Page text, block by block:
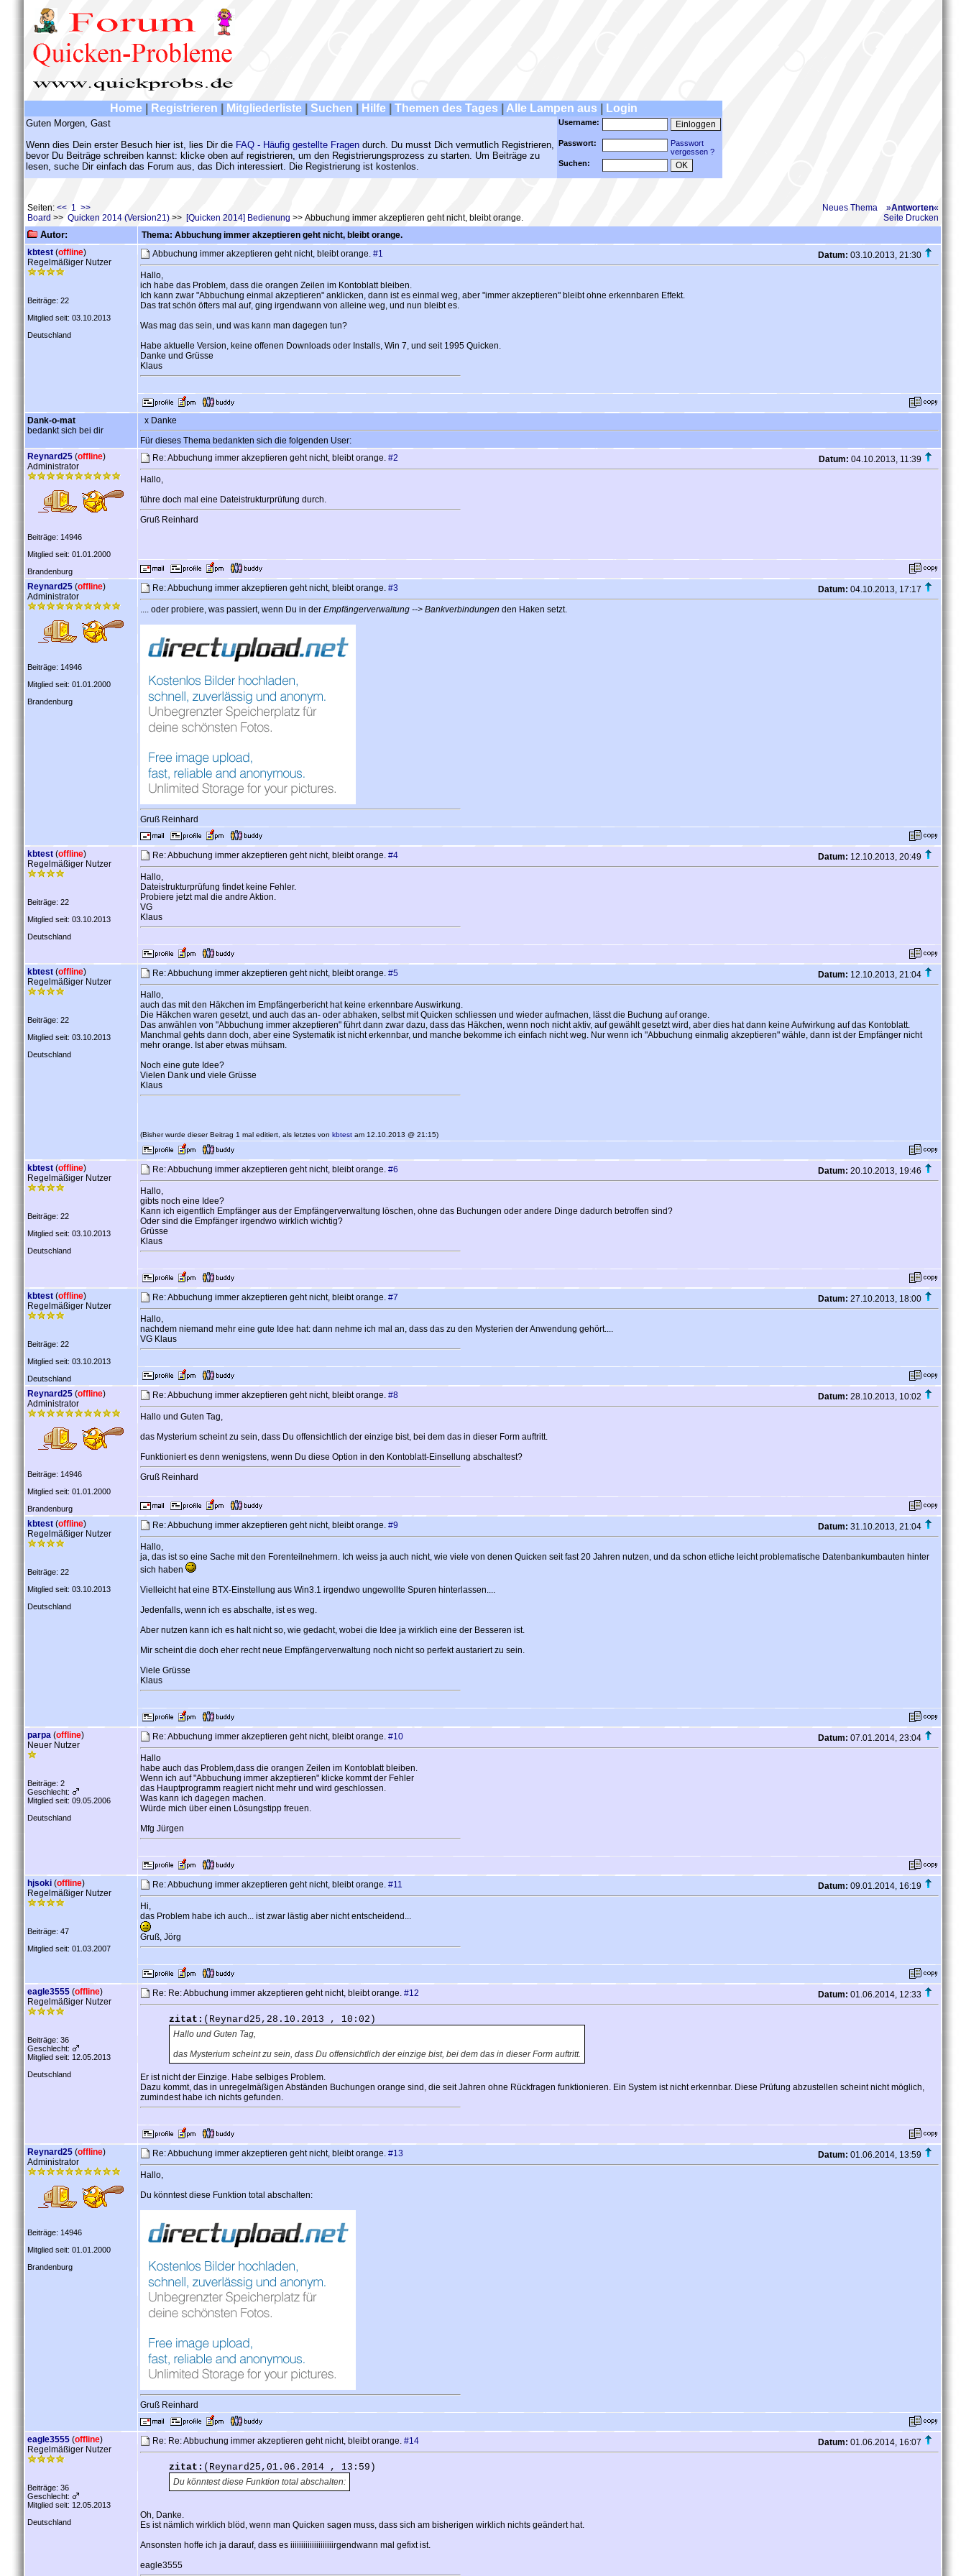
Home Registrieren Mitgliederliste Suchen Hilfe Themen des Tages Alle Lampen aus Login
Guten Morgen, Gast
Wenn dies Dein erster Besuch hier ist, lies Dir die FAQ - Häufig gestellte Fragen durch. Du musst Dich vermutlich Registrieren,
bevor Du Beiträge schreiben kannst: klicke oben auf registrieren, um den Registrierungsprozess zu starten. Um Beiträge zu
lesen, suche Dir einfach das Forum aus, das Dich interessiert. Die Registrierung ist kostenlos.
Username:
Passwort:
Passwort
vergessen ?
Suchen:
Seiten: << 1 >>
Board >> Quicken 2014 (Version21) >> [Quicken 2014] Bedienung >> Abbuchung immer akzeptieren geht nicht, bleibt orange.
Neues Thema »Antworten«
Seite Drucken
Autor:
Thema: Abbuchung immer akzeptieren geht nicht, bleibt orange.
kbtest (offline)
Regelmäßiger Nutzer
Beiträge: 22
Mitglied seit: 03.10.2013
Deutschland
Abbuchung immer akzeptieren geht nicht, bleibt orange. #1 Datum: 03.10.2013, 21:30
Hallo,
ich habe das Problem, dass die orangen Zeilen im Kontoblatt bleiben.
Ich kann zwar "Abbuchung einmal akzeptieren" anklicken, dann ist es einmal weg, aber "immer akzeptieren" bleibt ohne erkennbaren Effekt.
Das trat schön öfters mal auf, ging irgendwann von alleine weg, und nun bleibt es.
Was mag das sein, und was kann man dagegen tun?
Habe aktuelle Version, keine offenen Downloads oder Installs, Win 7, und seit 1995 Quicken.
Danke und Grüsse
Klaus
Dank-o-mat
bedankt sich bei dir
x Danke
Für dieses Thema bedankten sich die folgenden User:
Reynard25 (offline)
Administrator
Beiträge: 14946
Mitglied seit: 01.01.2000
Brandenburg
Re: Abbuchung immer akzeptieren geht nicht, bleibt orange. #2 Datum: 04.10.2013, 11:39
Hallo,
führe doch mal eine Dateistrukturprüfung durch.
Gruß Reinhard
Reynard25 (offline)
Administrator
Beiträge: 14946
Mitglied seit: 01.01.2000
Brandenburg
Re: Abbuchung immer akzeptieren geht nicht, bleibt orange. #3 Datum: 04.10.2013, 17:17
.... oder probiere, was passiert, wenn Du in der Empfängerverwaltung --> Bankverbindungen den Haken setzt.
Gruß Reinhard
kbtest (offline)
Regelmäßiger Nutzer
Beiträge: 22
Mitglied seit: 03.10.2013
Deutschland
Re: Abbuchung immer akzeptieren geht nicht, bleibt orange. #4 Datum: 12.10.2013, 20:49
Hallo,
Dateistrukturprüfung findet keine Fehler.
Probiere jetzt mal die andre Aktion.
VG
Klaus
kbtest (offline)
Regelmäßiger Nutzer
Beiträge: 22
Mitglied seit: 03.10.2013
Deutschland
Re: Abbuchung immer akzeptieren geht nicht, bleibt orange. #5 Datum: 12.10.2013, 21:04
Hallo,
auch das mit den Häkchen im Empfängerbericht hat keine erkennbare Auswirkung.
Die Häkchen waren gesetzt, und auch das an- oder abhaken, selbst mit Quicken schliessen und wieder aufmachen, lässt die Buchung auf orange.
Das anwählen von "Abbuchung immer akzeptieren" führt dann zwar dazu, dass das Häkchen, wenn noch nicht aktiv, auf gewählt gesetzt wird, aber dies hat dann keine Aufwirkung auf das Kontoblatt.
Manchmal gehts dann doch, aber eine Systematik ist nicht erkennbar, und manche bekomme ich einfach nicht weg. Nur wenn ich "Abbuchung einmalig akzeptieren" wähle, dann ist der Empfänger nicht
mehr orange. Ist aber etwas mühsam.
Noch eine gute Idee?
Vielen Dank und viele Grüsse
Klaus
(Bisher wurde dieser Beitrag 1 mal editiert, als letztes von kbtest am 12.10.2013 @ 21:15)
kbtest (offline)
Regelmäßiger Nutzer
Beiträge: 22
Mitglied seit: 03.10.2013
Deutschland
Re: Abbuchung immer akzeptieren geht nicht, bleibt orange. #6 Datum: 20.10.2013, 19:46
Hallo,
gibts noch eine Idee?
Kann ich eigentlich Empfänger aus der Empfängerverwaltung löschen, ohne das Buchungen oder andere Dinge dadurch betroffen sind?
Oder sind die Empfänger irgendwo wirklich wichtig?
Grüsse
Klaus
kbtest (offline)
Regelmäßiger Nutzer
Beiträge: 22
Mitglied seit: 03.10.2013
Deutschland
Re: Abbuchung immer akzeptieren geht nicht, bleibt orange. #7 Datum: 27.10.2013, 18:00
Hallo,
nachdem niemand mehr eine gute Idee hat: dann nehme ich mal an, dass das zu den Mysterien der Anwendung gehört....
VG Klaus
Reynard25 (offline)
Administrator
Beiträge: 14946
Mitglied seit: 01.01.2000
Brandenburg
Re: Abbuchung immer akzeptieren geht nicht, bleibt orange. #8 Datum: 28.10.2013, 10:02
Hallo und Guten Tag,
das Mysterium scheint zu sein, dass Du offensichtlich der einzige bist, bei dem das in dieser Form auftritt.
Funktioniert es denn wenigstens, wenn Du diese Option in den Kontoblatt-Einsellung abschaltest?
Gruß Reinhard
kbtest (offline)
Regelmäßiger Nutzer
Beiträge: 22
Mitglied seit: 03.10.2013
Deutschland
Re: Abbuchung immer akzeptieren geht nicht, bleibt orange. #9 Datum: 31.10.2013, 21:04
Hallo,
ja, das ist so eine Sache mit den Forenteilnehmern. Ich weiss ja auch nicht, wie viele von denen Quicken seit fast 20 Jahren nutzen, und da schon etliche leicht problematische Datenbankumbauten hinter
sich haben
Vielleicht hat eine BTX-Einstellung aus Win3.1 irgendwo ungewollte Spuren hinterlassen....
Jedenfalls, wenn ich es abschalte, ist es weg.
Aber nutzen kann ich es halt nicht so, wie gedacht, wobei die Idee ja wirklich eine der Besseren ist.
Mir scheint die doch eher recht neue Empfängerverwaltung noch nicht so perfekt austariert zu sein.
Viele Grüsse
Klaus
parpa (offline)
Neuer Nutzer
Beiträge: 2
Geschlecht:
Mitglied seit: 09.05.2006
Deutschland
Re: Abbuchung immer akzeptieren geht nicht, bleibt orange. #10 Datum: 07.01.2014, 23:04
Hallo
habe auch das Problem,dass die orangen Zeilen im Kontoblatt bleiben.
Wenn ich auf "Abbuchung immer akzeptieren" klicke kommt der Fehler
das Hauptprogramm reagiert nicht mehr und wird geschlossen.
Was kann ich dagegen machen.
Würde mich über einen Lösungstipp freuen.
Mfg Jürgen
hjsoki (offline)
Regelmäßiger Nutzer
Beiträge: 47
Mitglied seit: 01.03.2007
Re: Abbuchung immer akzeptieren geht nicht, bleibt orange. #11 Datum: 09.01.2014, 16:19
Hi,
das Problem habe ich auch... ist zwar lästig aber nicht entscheidend...
Gruß, Jörg
eagle3555 (offline)
Regelmäßiger Nutzer
Beiträge: 36
Geschlecht:
Mitglied seit: 12.05.2013
Deutschland
Re: Re: Abbuchung immer akzeptieren geht nicht, bleibt orange. #12 Datum: 01.06.2014, 12:33
zitat: (Reynard25,28.10.2013 , 10:02)
Hallo und Guten Tag,
das Mysterium scheint zu sein, dass Du offensichtlich der einzige bist, bei dem das in dieser Form auftritt.
Er ist nicht der Einzige. Habe selbiges Problem.
Dazu kommt, das in unregelmäßigen Abständen Buchungen orange sind, die seit Jahren ohne Rückfragen funktionieren. Ein System ist nicht erkennbar. Diese Prüfung abzustellen scheint nicht möglich,
zumindest habe ich nichts gefunden.
Reynard25 (offline)
Administrator
Beiträge: 14946
Mitglied seit: 01.01.2000
Brandenburg
Re: Abbuchung immer akzeptieren geht nicht, bleibt orange. #13 Datum: 01.06.2014, 13:59
Hallo,
Du könntest diese Funktion total abschalten:
Gruß Reinhard
eagle3555 (offline)
Regelmäßiger Nutzer
Beiträge: 36
Geschlecht:
Mitglied seit: 12.05.2013
Deutschland
Re: Re: Abbuchung immer akzeptieren geht nicht, bleibt orange. #14 Datum: 01.06.2014, 16:07
zitat: (Reynard25,01.06.2014 , 13:59)
Du könntest diese Funktion total abschalten:
Oh, Danke.
Es ist nämlich wirklich blöd, wenn man Quicken sagen muss, dass sich am bisherigen wirklich nichts geändert hat.
Ansonsten hoffe ich ja darauf, dass es iiiiiiiiiiiiiiiiiiiirgendwann mal gefixt ist.
eagle3555